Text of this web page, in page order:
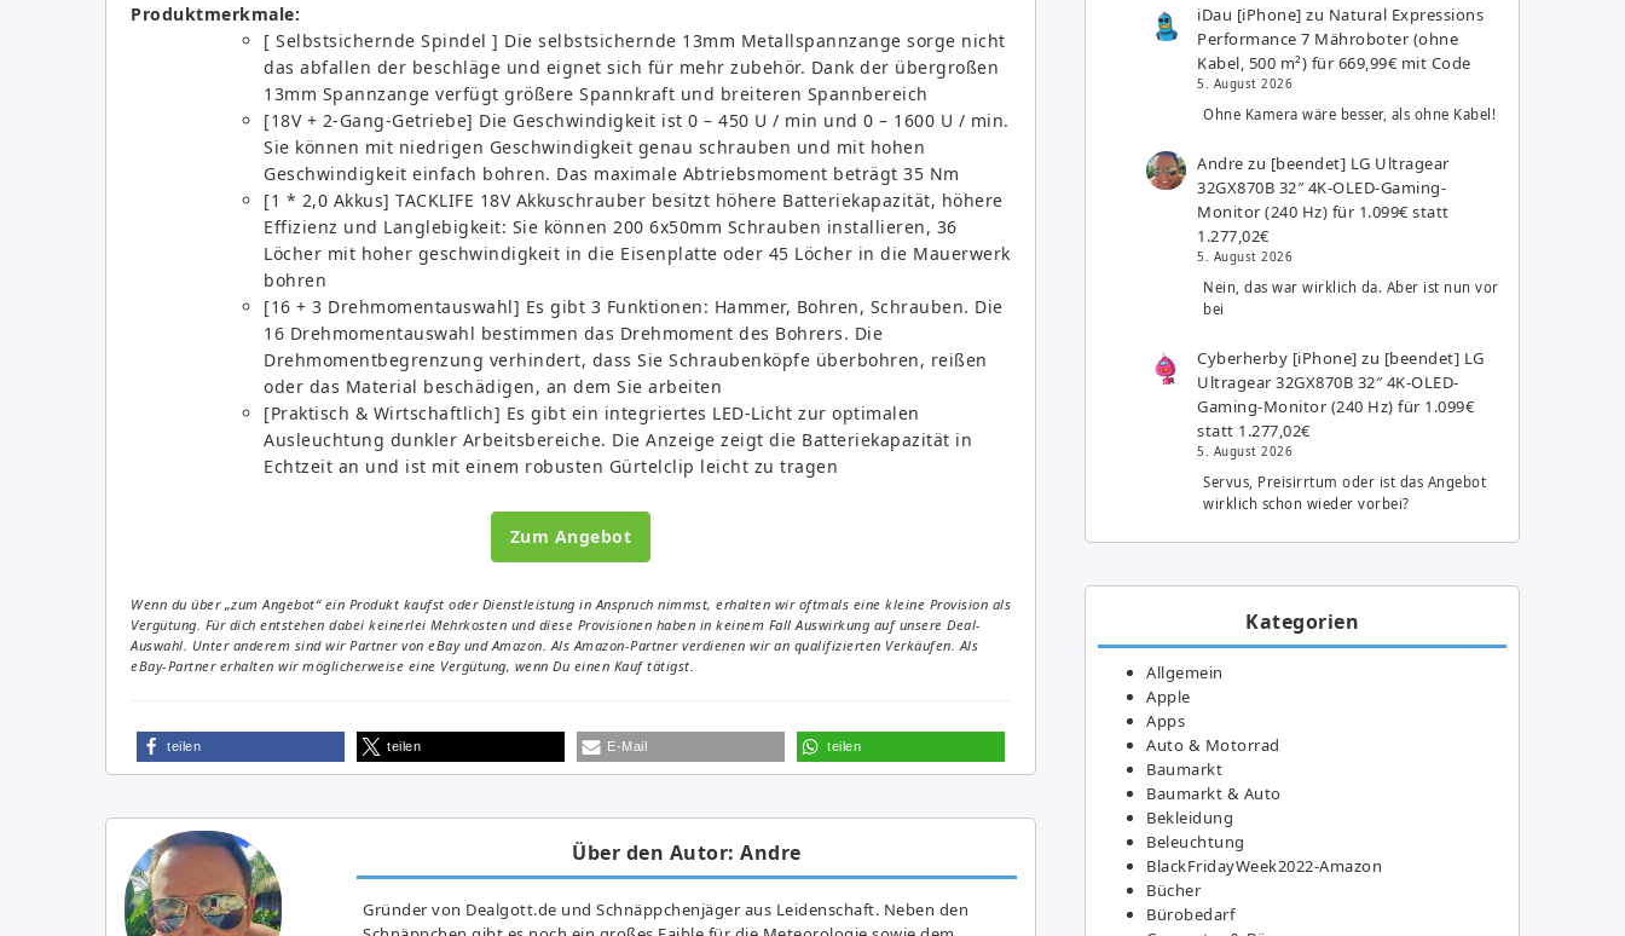
Produktmerkmale:
[ Selbstsichernde Spindel ] Die selbstsichernde 13mm Metallspannzange sorge nicht
das abfallen der beschläge und eignet sich für mehr zubehör. Dank der übergroßen
13mm Spannzange verfügt größere Spannkraft und breiteren Spannbereich
[18V + 2-Gang-Getriebe] Die Geschwindigkeit ist 0 – 450 U / min und 0 – 1600 U / min.
Sie können mit niedrigen Geschwindigkeit genau schrauben und mit hohen
Geschwindigkeit einfach bohren. Das maximale Abtriebsmoment beträgt 35 Nm
[1 * 2,0 Akkus] TACKLIFE 18V Akkuschrauber besitzt höhere Batteriekapazität, höhere
Effizienz und Langlebigkeit: Sie können 200 6x50mm Schrauben installieren, 36
Löcher mit hoher geschwindigkeit in die Eisenplatte oder 45 Löcher in die Mauerwerk
bohren
[16 + 3 Drehmomentauswahl] Es gibt 3 Funktionen: Hammer, Bohren, Schrauben. Die
16 Drehmomentauswahl bestimmen das Drehmoment des Bohrers. Die
Drehmomentbegrenzung verhindert, dass Sie Schraubenköpfe überbohren, reißen
oder das Material beschädigen, an dem Sie arbeiten
[Praktisch & Wirtschaftlich] Es gibt ein integriertes LED-Licht zur optimalen
Ausleuchtung dunkler Arbeitsbereiche. Die Anzeige zeigt die Batteriekapazität in
Echtzeit an und ist mit einem robusten Gürtelclip leicht zu tragen
Zum Angebot
Wenn du über „zum Angebot“ ein Produkt kaufst oder Dienstleistung in Anspruch nimmst, erhalten wir oftmals eine kleine Provision als
Vergütung. Für dich entstehen dabei keinerlei Mehrkosten und diese Provisionen haben in keinem Fall Auswirkung auf unsere Deal-
Auswahl. Unter anderem sind wir Partner von eBay und Amazon. Als Amazon-Partner verdienen wir an qualifizierten Verkäufen. Als
eBay-Partner erhalten wir möglicherweise eine Vergütung, wenn Du einen Kauf tätigst.
teilen teilen E-Mail teilen
Über den Autor: Andre
Gründer von Dealgott.de und Schnäppchenjäger aus Leidenschaft. Neben den
iDau [iPhone] zu Natural Expressions
Performance 7 Mähroboter (ohne
Kabel, 500 m²) für 669,99€ mit Code
5. August 2026
Ohne Kamera wäre besser, als ohne Kabel!
Andre zu [beendet] LG Ultragear
32GX870B 32″ 4K-OLED-Gaming-
Monitor (240 Hz) für 1.099€ statt
1.277,02€
5. August 2026
Nein, das war wirklich da. Aber ist nun vor
bei
Cyberherby [iPhone] zu [beendet] LG
Ultragear 32GX870B 32″ 4K-OLED-
Gaming-Monitor (240 Hz) für 1.099€
statt 1.277,02€
5. August 2026
Servus, Preisirrtum oder ist das Angebot
wirklich schon wieder vorbei?
Kategorien
Allgemein
Apple
Apps
Auto & Motorrad
Baumarkt
Baumarkt & Auto
Bekleidung
Beleuchtung
BlackFridayWeek2022-Amazon
Bücher
Bürobedarf